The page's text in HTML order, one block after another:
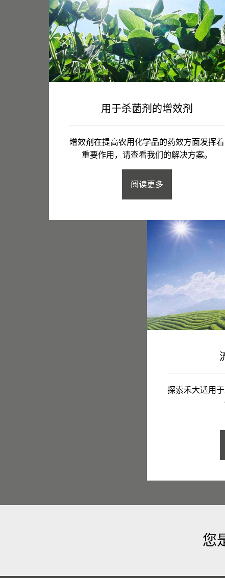
用于杀菌剂的增效剂
增效剂在提高农用化学品的药效方面发挥着
重要作用，请查看我们的解决方案。
阅读更多
探索禾大适用
您